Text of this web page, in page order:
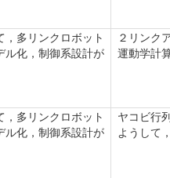
多リンクロボット
ル化，制御系設計が
２リンク
運動学計
多リンクロボット
ル化，制御系設計が
ヤコビ行
ようして